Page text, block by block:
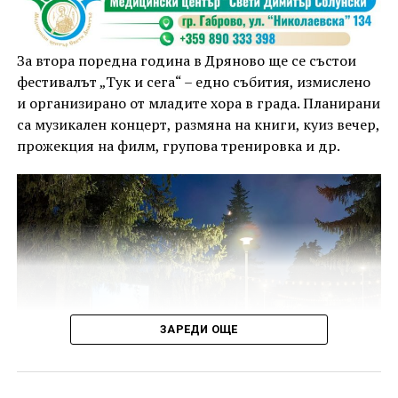
За втора поредна година в Дряново ще се състои
фестивалът „Тук и сега“ – едно събития, измислено
и организирано от младите хора в града. Планирани
са музикален концерт, размяна на книги, куиз вечер,
прожекция на филм, групова тренировка и др.
ЗАРЕДИ ОЩЕ